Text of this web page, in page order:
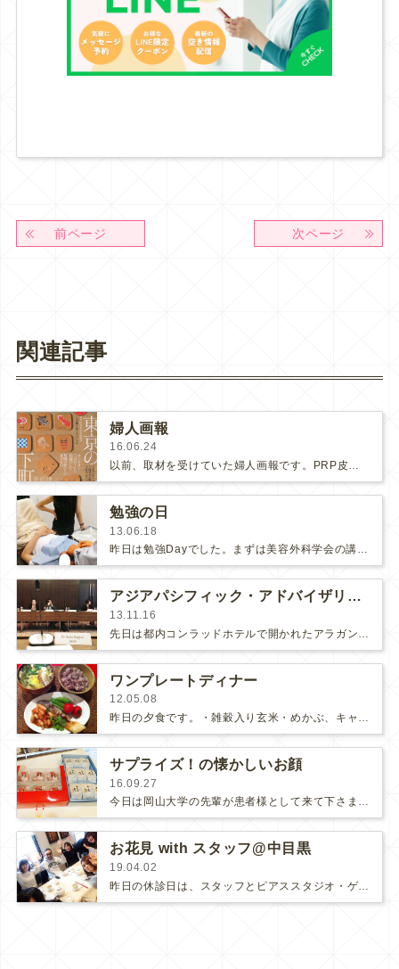
前ページ 次ページ
関連記事
婦人画報
16.06.24
以前、取材を受けていた婦人画報です。PRP皮膚再生療法についてお話させて頂いています。PRP皮膚再生療法は、ご自分の血液を遠心…
勉強の日
13.06.18
昨日は勉強Dayでした。まずは美容外科学会の講演のために来日されていたスペインのドクターロベルトがクリニックに来て下さって１…
アジアパシフィック・アドバイザリー委員会☆
13.11.16
ワンプレートディナー
12.05.08
昨日の夕食です。・雑穀入り玄米・めかぶ、キャベツ、玉ねぎ、ねぎ、天然えのき、とうふの具沢山味噌汁・サーモンの塩焼き・…
サプライズ！の懐かしいお顔
16.09.27
今日は岡山大学の先輩が患者様として来て下さました！診察申込書の名前を見てビックリしました！筆跡からしても間違いない〜〜！と思っ…
お花見 with スタッフ@中目黒
19.04.02
昨日の休診日は、スタッフとピアススタジオ・ゲートブリッジの千葉さんと代官山でランチしてから目黒川沿いでお花見しました🌸ランチは代…